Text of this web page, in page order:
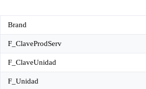
Brand
F_ClaveProdServ
F_ClaveUnidad
F_Unidad